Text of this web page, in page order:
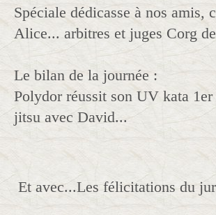
Spéciale dédicasse à nos
Alice... arbitres et juges Corg
Le bilan de la journée :
Polydor réussit son UV kata
jitsu avec David...
Et avec...Les félicitations du